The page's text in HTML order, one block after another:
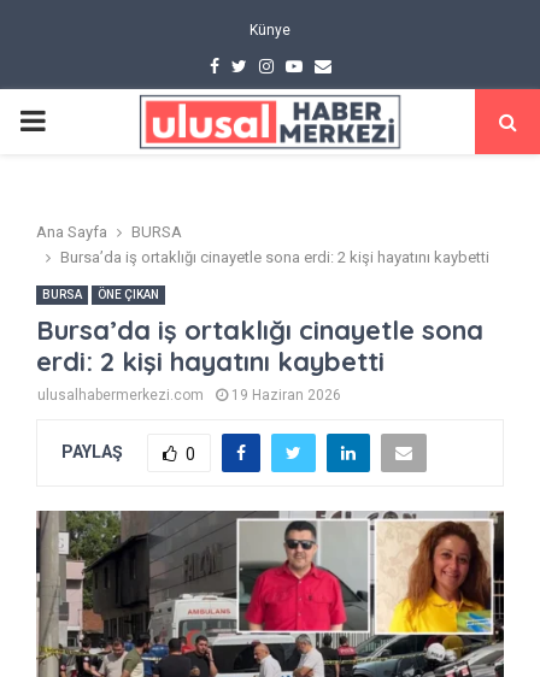
Künye
Facebook
TwitterInstagram
Youtube
Email
PRIMARY
Ana Sayfa
BURSA
Bursa’da iş ortaklığı cinayetle sona erdi: 2 kişi hayatını kaybetti
BURSA ÖNE ÇIKAN
Bursa’da iş ortaklığı cinayetle sona
erdi: 2 kişi hayatını kaybetti
ulusalhabermerkezi.com 19 Haziran 2026
PAYLAŞ 0